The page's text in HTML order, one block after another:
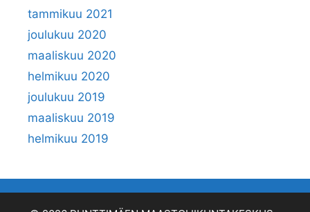
tammikuu 2021
joulukuu 2020
maaliskuu 2020
helmikuu 2020
joulukuu 2019
maaliskuu 2019
helmikuu 2019